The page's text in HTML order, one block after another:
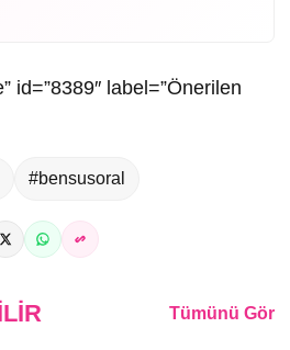
id=”8389″ label=”Önerilen
#bensusoral
Tümünü Gör